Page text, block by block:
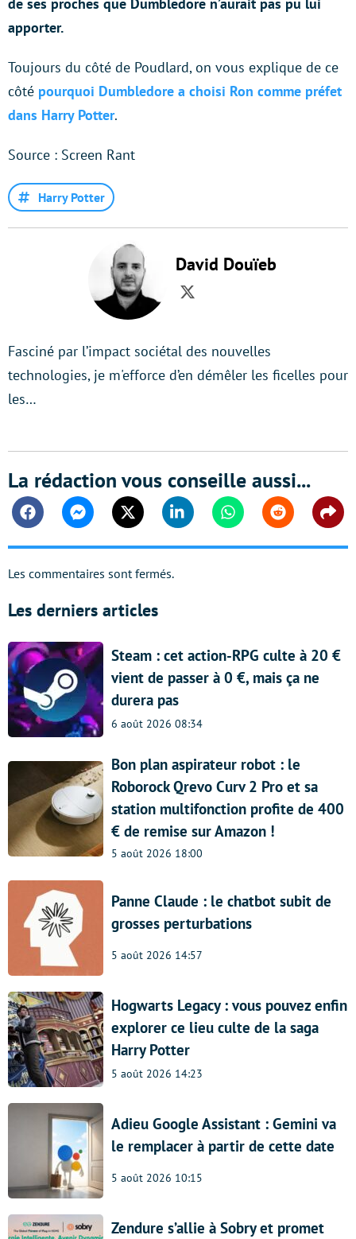
apporter.
Toujours du côté de Poudlard, on vous explique de ce
côté pourquoi Dumbledore a choisi Ron comme préfet
dans Harry Potter.
Source : Screen Rant
Harry Potter
David Douïeb
Twitter
Fasciné par l’impact sociétal des nouvelles
technologies, je m'efforce d’en démêler les ficelles pour
les…
La rédaction vous conseille aussi...
FacebookMessengerTwitter Linkedin WhatsappReddit
Les commentaires sont fermés.
Les derniers articles
Steam : cet action-RPG culte à 20 €
vient de passer à 0 €, mais ça ne
durera pas
6 août 2026 08:34
Bon plan aspirateur robot : le
Roborock Qrevo Curv 2 Pro et sa
station multifonction profite de 400
€ de remise sur Amazon !
5 août 2026 18:00
Panne Claude : le chatbot subit de
grosses perturbations
5 août 2026 14:57
Hogwarts Legacy : vous pouvez enfin
explorer ce lieu culte de la saga
Harry Potter
5 août 2026 14:23
Adieu Google Assistant : Gemini va
le remplacer à partir de cette date
5 août 2026 10:15
Zendure s’allie à Sobry et promet